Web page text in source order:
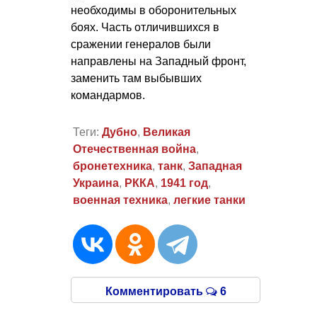
необходимы в оборонительных
боях. Часть отличившихся в
сражении генералов были
направлены на Западный фронт,
заменить там выбывших
командармов.
Теги: Дубно, Великая
Отечественная война,
бронетехника, танк, Западная
Украина, РККА, 1941 год,
военная техника, легкие танки
Комментировать 6